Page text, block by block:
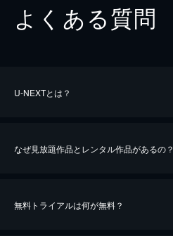
よくある質問
U-NEXTとは？
なぜ見放題作品とレンタル作品があるの？
無料トライアルは何が無料？